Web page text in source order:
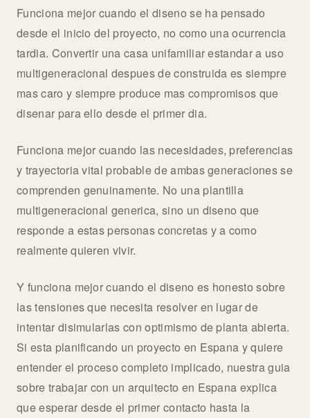
Funciona mejor cuando el diseno se ha pensado
desde el inicio del proyecto, no como una ocurrencia
tardia. Convertir una casa unifamiliar estandar a uso
multigeneracional despues de construida es siempre
mas caro y siempre produce mas compromisos que
disenar para ello desde el primer dia.
Funciona mejor cuando las necesidades, preferencias
y trayectoria vital probable de ambas generaciones se
comprenden genuinamente. No una plantilla
multigeneracional generica, sino un diseno que
responde a estas personas concretas y a como
realmente quieren vivir.
Y funciona mejor cuando el diseno es honesto sobre
las tensiones que necesita resolver en lugar de
intentar disimularlas con optimismo de planta abierta.
Si esta planificando un proyecto en Espana y quiere
entender el proceso completo implicado, nuestra guia
sobre trabajar con un arquitecto en Espana explica
que esperar desde el primer contacto hasta la